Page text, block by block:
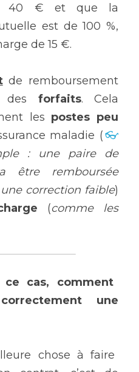
40 € et que la
est de 100 %,
de 15 €.
de remboursement
des forfaits. Cela
les postes peu
maladie (👓
: une paire de
être remboursée
correction faible)
(comme les
ce cas, comment
une
chose à faire